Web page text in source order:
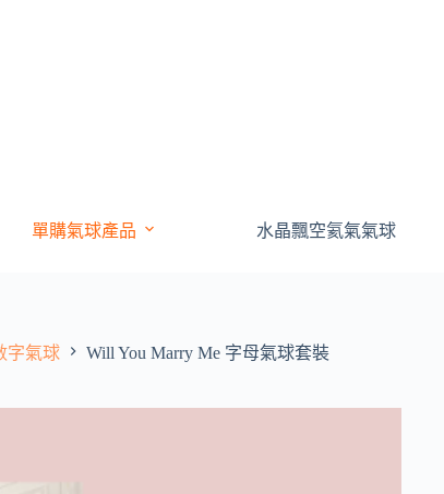
單購氣球產品 水晶飄空氦氣氣球
字氣球 Will You Marry Me 字母氣球套裝